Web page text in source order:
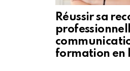
Réussir sa
formation en